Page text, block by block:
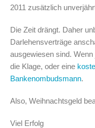
2011 zusätzlich
Die Zeit drängt. Daher
Darlehensverträge
ausgewiesen sind.
die Klage, oder eine
Bankenombudsmann.
Also, Weihnachtsgeld
Viel Erfolg